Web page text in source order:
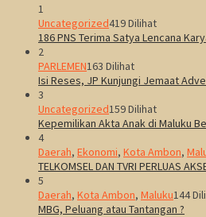
1
Uncategorized419 Dilihat
186 PNS Terima Satya Lencana
2
PARLEMEN163 Dilihat
Isi Reses, JP Kunjungi Jemaat
3
Uncategorized159 Dilihat
Kepemilikan Akta Anak di Maluku
4
Daerah, Ekonomi, Kota Ambon,
TELKOMSEL DAN TVRI PERLUAS
5
Daerah, Kota Ambon, Maluku144
MBG, Peluang atau Tantangan ?